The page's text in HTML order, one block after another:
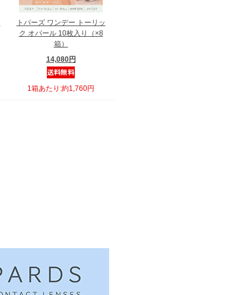
トパーズ ワンデー トーリッ
ク オパール 10枚入り（×8
箱）
14,080円
1箱あたり:約1,760円